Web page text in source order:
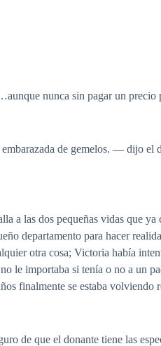
nunca sin pagar un precio
de gemelos. — dijo el
a las dos pequeñas vidas que
departamento para hacer
otra cosa; Victoria había
le importaba si tenía o no a un
finalmente se estaba volviendo
de que el donante tiene las